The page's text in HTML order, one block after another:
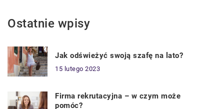
Ostatnie wpisy
Jak odświeżyć swoją szafę na lato?
15 lutego 2023
Firma rekrutacyjna – w czym może
pomóc?